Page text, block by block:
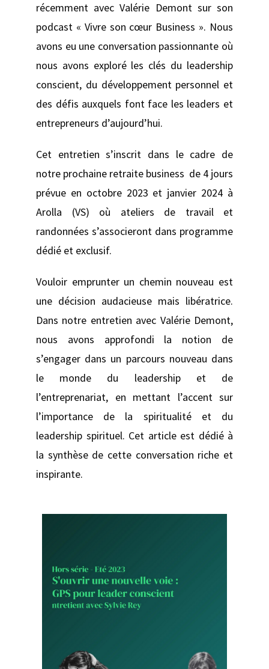
récemment avec Valérie Demont sur son
podcast « Vivre son cœur Business ». Nous
avons eu une conversation passionnante où
nous avons exploré les clés du leadership
conscient, du développement personnel et
des défis auxquels font face les leaders et
entrepreneurs d’aujourd’hui.
Cet entretien s’inscrit dans le cadre de
notre prochaine retraite business de 4 jours
prévue en octobre 2023 et janvier 2024 à
Arolla (VS) où ateliers de travail et
randonnées s’associeront dans programme
dédié et exclusif.
Vouloir emprunter un chemin nouveau est
une décision audacieuse mais libératrice.
Dans notre entretien avec Valérie Demont,
nous avons approfondi la notion de
s’engager dans un parcours nouveau dans
le monde du leadership et de
l’entreprenariat, en mettant l’accent sur
l’importance de la spiritualité et du
leadership spirituel. Cet article est dédié à
la synthèse de cette conversation riche et
inspirante.